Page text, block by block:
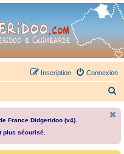
la communauté.
Connexion
Inscription
e
France Didgeridoo (v4).
plus sécurisé.